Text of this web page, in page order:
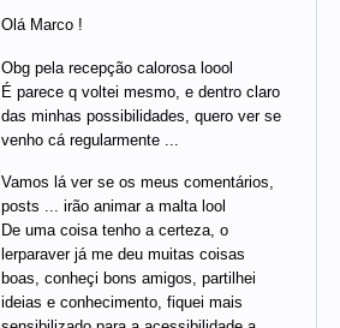
Olá Marco !
Obg pela recepção calorosa loool
É parece q voltei mesmo, e dentro claro
das minhas possibilidades, quero ver se
venho cá regularmente ...
Vamos lá ver se os meus comentários,
posts ... irão animar a malta lool
De uma coisa tenho a certeza, o
lerparaver já me deu muitas coisas
boas, conheçi bons amigos, partilhei
ideias e conhecimento, fiquei mais